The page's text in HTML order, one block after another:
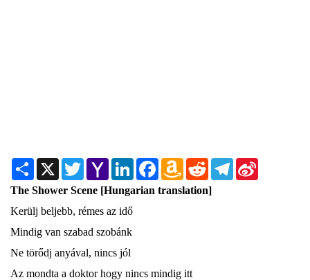
Share X TwitterYahoo
Mail
LinkedInFacebookAmazon
Wish
List
RedditTelegram
The Shower Scene [Hungarian translation]
Kerülj beljebb, rémes az idő
Mindig van szabad szobánk
Ne törődj anyával, nincs jól
Az mondta a doktor hogy nincs mindig itt